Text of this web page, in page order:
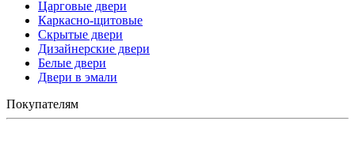
Царговые двери
Каркасно-щитовые
Скрытые двери
Дизайнерские двери
Белые двери
Двери в эмали
Покупателям